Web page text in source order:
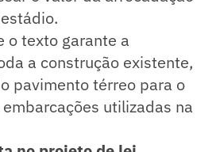
o texto garante a
a construção existente,
pavimento térreo para o
utilizadas na